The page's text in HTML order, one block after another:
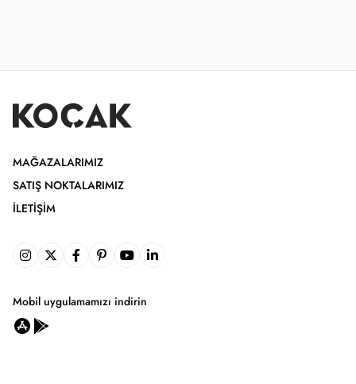
MAĞAZALARIMIZ
SATIŞ NOKTALARIMIZ
İLETIŞIM
Mobil uygulamamızı indirin